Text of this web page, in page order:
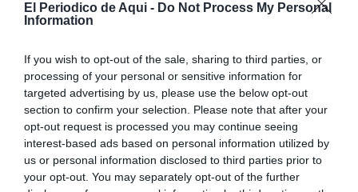
El Periodico de Aqui - Do Not Process My Personal
Information
If you wish to opt-out of the sale, sharing to third parties, or
processing of your personal or sensitive information for
targeted advertising by us, please use the below opt-out
section to confirm your selection. Please note that after your
opt-out request is processed you may continue seeing
interest-based ads based on personal information utilized by
us or personal information disclosed to third parties prior to
your opt-out. You may separately opt-out of the further